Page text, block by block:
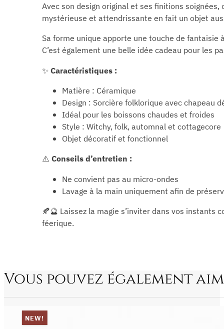
Avec son design original et ses finitions
mystérieuse et attendrissante en fait un objet
Sa forme unique apporte une touche de
C’est également une belle idée cadeau pour les
✨Caractéristiques :
Matière : Céramique
Design : Sorcière folklorique avec chapeau
Idéal pour les boissons chaudes et froides
Style : Witchy, folk, automnal et cottagecore
Objet décoratif et fonctionnel
⚠️Conseils d’entretien :
Ne convient pas au micro-ondes
Lavage à la main uniquement afin de
🍂🔮 Laissez la magie s’inviter dans vos instants
féerique.
Vous pouvez également
NEW!